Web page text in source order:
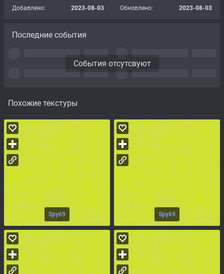
Похожие текстуры
Spy69 Spy69
Добавлено: 2023-08-03 Обновлено: 2023-08-03
Последние события
События отсутсвуют